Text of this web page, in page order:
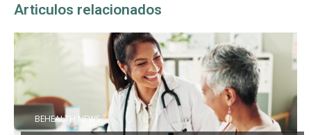
Articulos relacionados
BEHEALTH NEWS